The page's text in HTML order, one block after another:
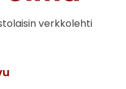
verkkolehti